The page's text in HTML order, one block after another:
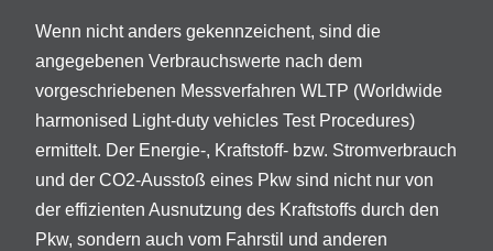
Wenn nicht anders gekennzeichent, sind die
angegebenen Verbrauchswerte nach dem
vorgeschriebenen Messverfahren WLTP (Worldwide
harmonised Light-duty vehicles Test Procedures)
ermittelt. Der Energie-, Kraftstoff- bzw. Stromverbrauch
und der CO2-Ausstoß eines Pkw sind nicht nur von
der effizienten Ausnutzung des Kraftstoffs durch den
Pkw, sondern auch vom Fahrstil und anderen